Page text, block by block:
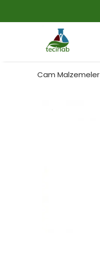
Cam Malzemeler